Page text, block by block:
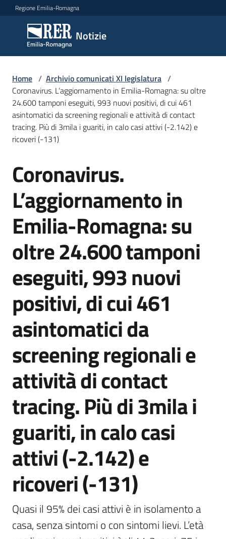
Vai al contenuto
Vai alla navigazione
Vai al footer
Regione Emilia-Romagna
Notizie
Notizie
Comunicati
stampa
Cerca
un
comunicato
Risorse
Agenzia
di
informazione
comunicazione
Seguici
su
Home / Archivio comunicati XI legislatura /
Coronavirus. L’aggiornamento in Emilia-Romagna: su oltre
24.600 tamponi eseguiti, 993 nuovi positivi, di cui 461
asintomatici da screening regionali e attività di contact
tracing. Più di 3mila i guariti, in calo casi attivi (-2.142) e
ricoveri (-131)
Salta al contenuto
Coronavirus.
L’aggiornamento in
Emilia-Romagna: su
oltre 24.600 tamponi
eseguiti, 993 nuovi
positivi, di cui 461
asintomatici da
screening regionali e
attività di contact
tracing. Più di 3mila i
guariti, in calo casi
attivi (-2.142) e
ricoveri (-131)
Quasi il 95% dei casi attivi è in isolamento a
casa, senza sintomi o con sintomi lievi. L’età